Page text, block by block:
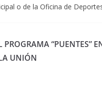
o de la Oficina de
“PUENTES”
UNIÓN